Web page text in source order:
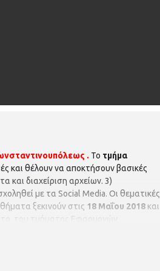
. Το τμήμα
και θέλουν να αποκτήσουν βασικές
και διαχείριση αρχείων. 3)
με τα Social Media. Οι θεματικές
ξεκινούν στις 18 Μαΐου 2018 και
του τμήματος Εφαρμογών